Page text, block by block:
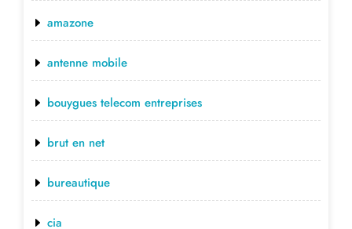
amazone
antenne mobile
bouygues telecom entreprises
brut en net
bureautique
cia